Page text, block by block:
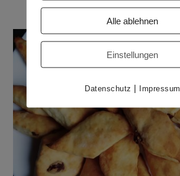
9. Januar 2019
Alle ablehnen
Einstellungen
Datenschutz | Impressum